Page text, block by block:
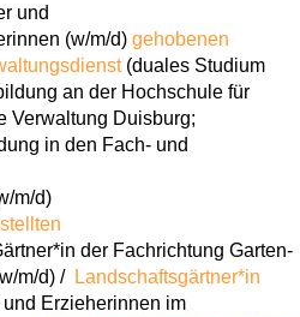
und
(w/m/d)gehobenen
(duales Studium
an der Hochschule für
Verwaltung Duisburg;
in den Fach- und
m/d)
der Fachrichtung Garten-
m/d) / Landschaftsgärtner*in
Erzieherinnen im